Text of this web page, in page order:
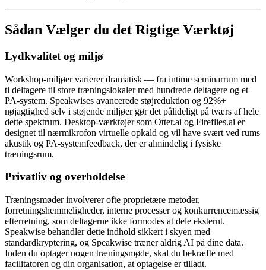
Sådan Vælger du det Rigtige Værktøj
Lydkvalitet og miljø
Workshop-miljøer varierer dramatisk — fra intime seminarrum med
ti deltagere til store træningslokaler med hundrede deltagere og et
PA-system. Speakwises avancerede støjreduktion og 92%+
nøjagtighed selv i støjende miljøer gør det pålideligt på tværs af hele
dette spektrum. Desktop-værktøjer som Otter.ai og Fireflies.ai er
designet til nærmikrofon virtuelle opkald og vil have svært ved rums
akustik og PA-systemfeedback, der er almindelig i fysiske
træningsrum.
Privatliv og overholdelse
Træningsmøder involverer ofte proprietære metoder,
forretningshemmeligheder, interne processer og konkurrencemæssig
efterretning, som deltagerne ikke formodes at dele eksternt.
Speakwise behandler dette indhold sikkert i skyen med
standardkryptering, og Speakwise træner aldrig AI på dine data.
Inden du optager nogen træningsmøde, skal du bekræfte med
facilitatoren og din organisation, at optagelse er tilladt.